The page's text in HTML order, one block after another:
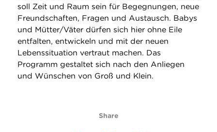
Suche
soll Zeit und Raum sein für Begegnungen, neue
Freundschaften, Fragen und Austausch. Babys
und Mütter/Väter dürfen sich hier ohne Eile
entfalten, entwickeln und mit der neuen
Lebenssituation vertraut machen. Das
Programm gestaltet sich nach den Anliegen
und Wünschen von Groß und Klein.
Share